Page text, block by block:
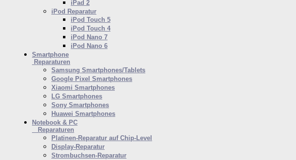
iPad 2
iPod Reparatur
iPod Touch 5
iPod Touch 4
iPod Nano 7
iPod Nano 6
Smartphone
Reparaturen
Samsung Smartphones/Tablets
Google Pixel Smartphones
Xiaomi Smartphones
LG Smartphones
Sony Smartphones
Huawei Smartphones
Notebook & PC
Reparaturen
Platinen-Reparatur auf Chip-Level
Display-Reparatur
Strombuchsen-Reparatur